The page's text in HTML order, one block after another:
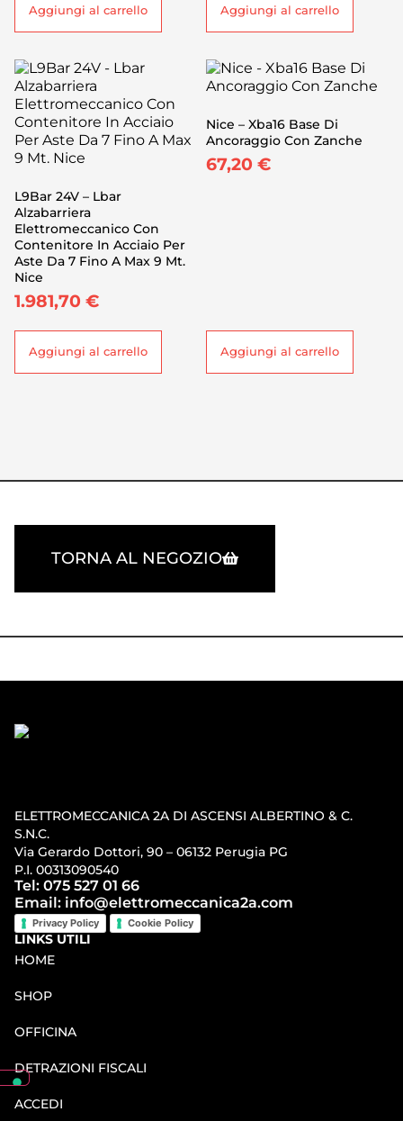
Aggiungi al carrello Aggiungi al carrello
L9Bar 24V – Lbar
Alzabarriera
Elettromeccanico Con
Contenitore In Acciaio Per
Aste Da 7 Fino A Max 9 Mt.
Nice
1.981,70 €
Aggiungi al carrello
Nice – Xba16 Base Di
Ancoraggio Con Zanche
67,20 €
Aggiungi al carrello
TORNA AL NEGOZIO
ELETTROMECCANICA 2A DI ASCENSI ALBERTINO & C.
S.N.C.
Via Gerardo Dottori, 90 – 06132 Perugia PG
P.I. 00313090540
Tel: 075 527 01 66
Email: info@elettromeccanica2a.com
Privacy Policy Cookie Policy
LINKS UTILI
HOME
SHOP
OFFICINA
DETRAZIONI FISCALI
ACCEDI